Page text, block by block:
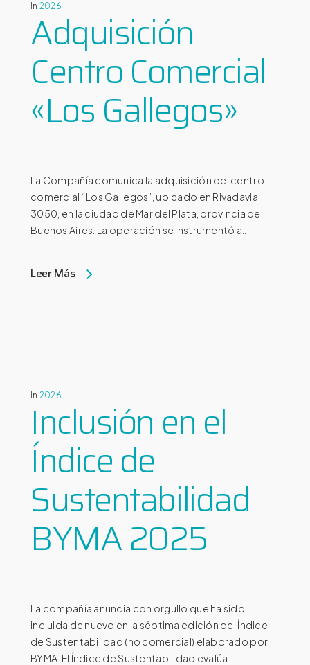
In 2026
Adquisición
Centro Comercial
«Los Gallegos»
La Compañía comunica la adquisición del centro
comercial “Los Gallegos”, ubicado en Rivadavia
3050, en la ciudad de Mar del Plata, provincia de
Buenos Aires. La operación se instrumentó a...
Leer Más
In 2026
Inclusión en el
Índice de
Sustentabilidad
BYMA 2025
La compañía anuncia con orgullo que ha sido
incluida de nuevo en la séptima edición del Índice
de Sustentabilidad (no comercial) elaborado por
BYMA. El Índice de Sustentabilidad evalúa